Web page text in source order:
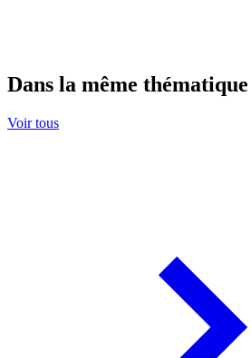
Dans la même thématique
Voir tous